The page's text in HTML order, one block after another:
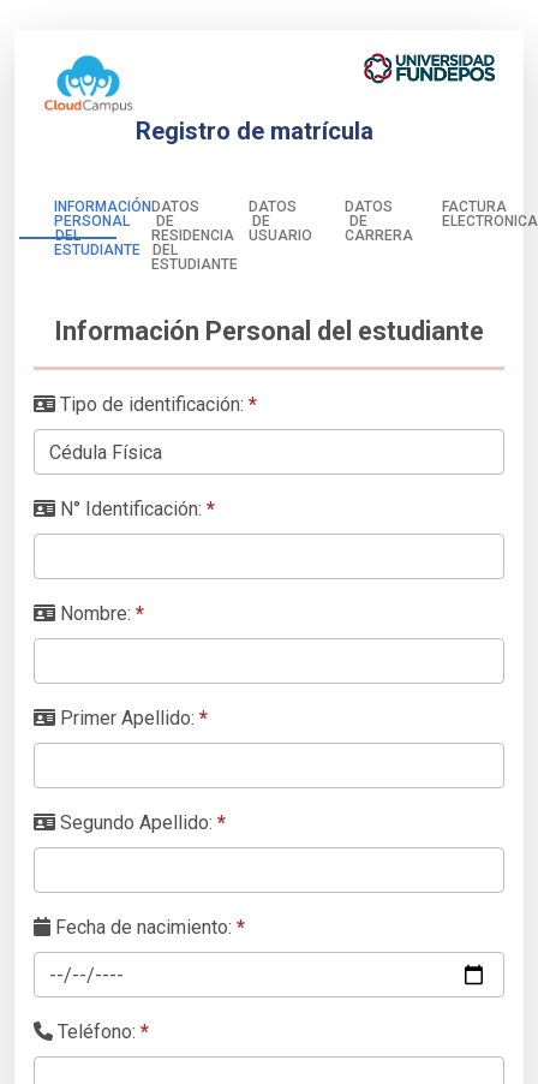
Registro de matrícula
INFORMACIÓN
PERSONAL
DEL
ESTUDIANTE
DATOS
DE
RESIDENCIA
DEL
ESTUDIANTE
DATOS
DE
USUARIO
DATOS
DE
CARRERA
FACTURA
ELECTRONICA
Información Personal del estudiante
Tipo de identificación: *
N° Identificación: *
Nombre: *
Primer Apellido: *
Segundo Apellido: *
Fecha de nacimiento: *
Teléfono: *